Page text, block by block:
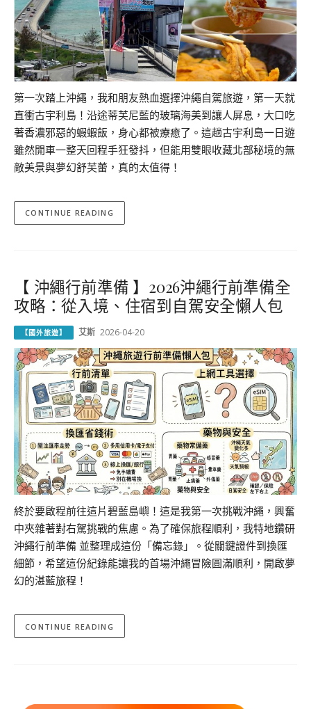
第一次踏上沖繩，我和朋友熱血選擇沖繩自駕旅遊，第一天就
直衝古宇利島！沿途蒂芙尼藍的玻璃海美到讓人屏息，大口吃
著香濃邪惡的蝦蝦飯，身心都被療癒了。這趟古宇利島一日遊
雖然開車一整天回程手狂發抖，但能用雙眼收藏北部秘境的無
敵美景與夢幻舒芙蕾，真的太值得！
CONTINUE READING
【 沖繩行前準備 】2026沖繩行前準備全
攻略：從入境、住宿到自駕安全懶人包
【國外旅遊】 艾斯 2026-04-20
終於要啟程前往這片碧藍島嶼！這是我第一次挑戰沖繩，興奮
中夾雜著對右駕挑戰的焦慮。為了確保旅程順利，我特地鑽研
沖繩行前準備 並整理成這份「備忘錄」。從關鍵證件到換匯
細節，希望這份紀錄能讓我的首場沖繩冒險圓滿順利，開啟夢
幻的湛藍旅程！
CONTINUE READING